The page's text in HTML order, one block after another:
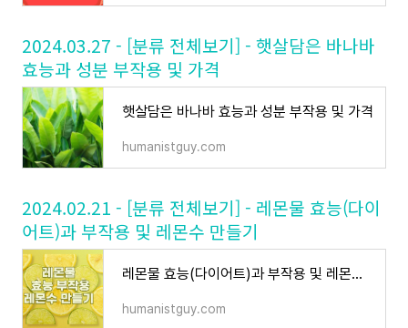
2024.03.27 - [분류 전체보기] - 햇살담은 바나바
효능과 성분 부작용 및 가격
햇살담은 바나바 효능과 성분 부작용 및 가격
humanistguy.com
2024.02.21 - [분류 전체보기] - 레몬물 효능(다이
어트)과 부작용 및 레몬수 만들기
레몬물 효능(다이어트)과 부작용 및 레몬수 만들기
humanistguy.com